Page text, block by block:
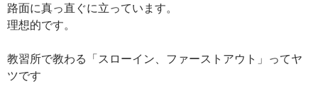
路面に真っ直ぐに立っています。
理想的です。
教習所で教わる「スローイン、ファーストアウト」ってヤ
ツです